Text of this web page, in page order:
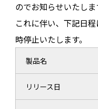
のでお知らせいたしま
これに伴い、下記日
時停止いたします。
製品名
リリース日